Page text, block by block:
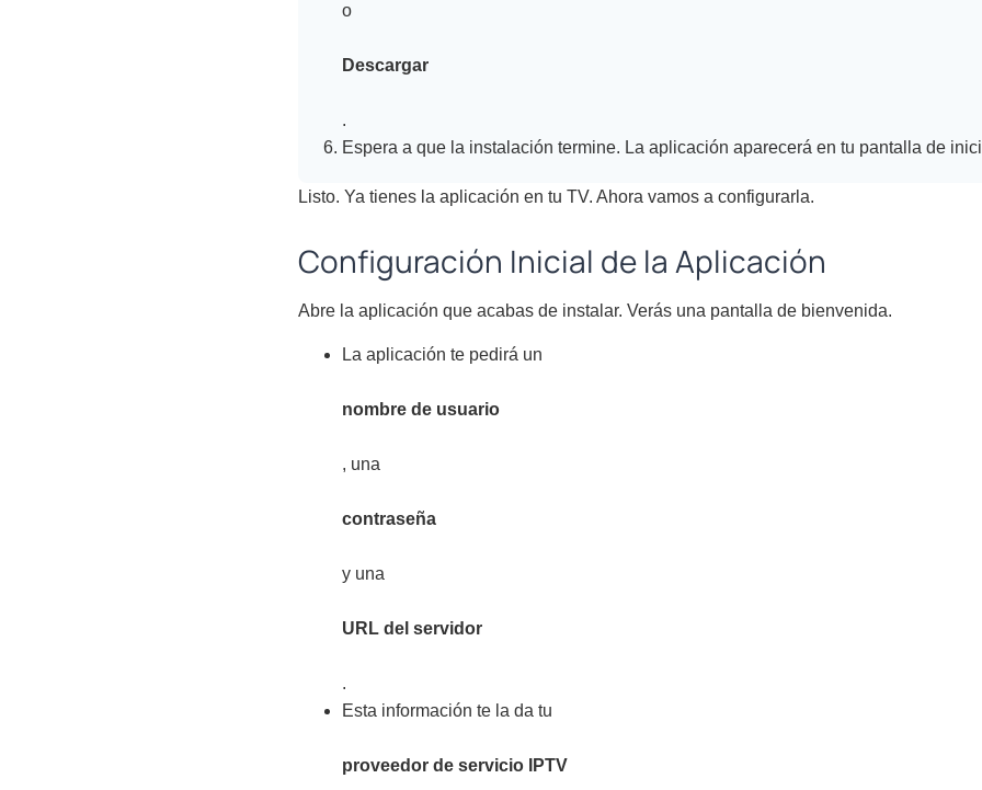
o
Descargar
.
Espera a que la instalación termine. La aplicación aparecerá en tu pantalla de
Listo. Ya tienes la aplicación en tu TV. Ahora vamos a configurarla.
Configuración Inicial de la Aplicación
Abre la aplicación que acabas de instalar. Verás una pantalla de bienvenida.
La aplicación te pedirá un
nombre de usuario
, una
contraseña
y una
URL del servidor
.
Esta información te la da tu
proveedor de servicio IPTV